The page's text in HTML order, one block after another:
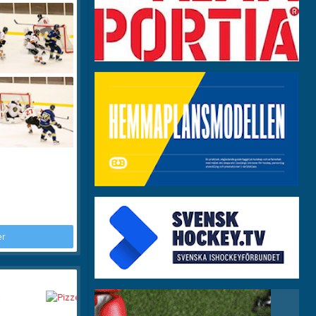
Om klubben
Länkar
Dokument